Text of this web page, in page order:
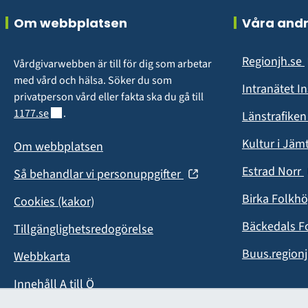
Sidfot
Om webbplatsen
Vårdgivarwebben är till för dig som arbetar
med vård och hälsa. Söker du som
1177.seLänk till annan webbplats.
.
Om webbplatsen
Så behandlar vi personuppgifter (öppnas
Cookies (kakor)
Tillgänglighetsredogörelse
Webbkarta
Innehåll A till Ö
Våra
Regionjh.se
Intranätet
Kultur i
Estrad Norr
Birka
Bäckedals